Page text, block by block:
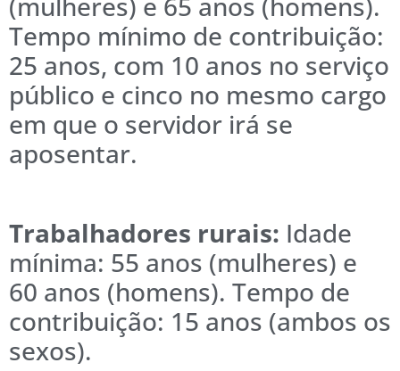
Tempo mínimo de contribuição:
25 anos, com 10 anos no serviço
público e cinco no mesmo cargo
em que o servidor irá se
aposentar.
Trabalhadores rurais: Idade
mínima: 55 anos (mulheres) e
60 anos (homens). Tempo de
contribuição: 15 anos (ambos os
sexos).